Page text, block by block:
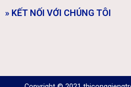
» KẾT NỐI VỚI CHÚNG TÔI